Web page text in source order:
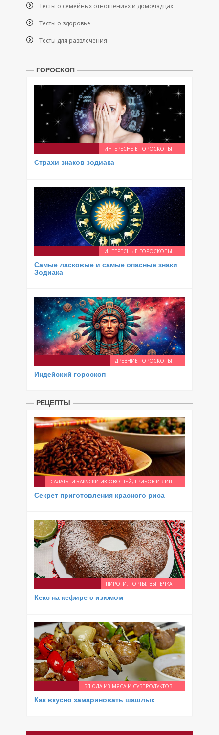
Тесты о семейных отношениях и домочадцах
Тесты о здоровье
Тесты для развлечения
ГОРОСКОП
ИНТЕРЕСНЫЕ ГОРОСКОПЫ
Страхи знаков зодиака
ИНТЕРЕСНЫЕ ГОРОСКОПЫ
Самые ласковые и самые опасные знаки
Зодиака
ДРЕВНИЕ ГОРОСКОПЫ
Индейский гороскоп
РЕЦЕПТЫ
САЛАТЫ И ЗАКУСКИ ИЗ ОВОЩЕЙ, ГРИБОВ И ЯИЦ
Секрет приготовления красного риса
ПИРОГИ, ТОРТЫ, ВЫПЕЧКА
Кекс на кефире с изюмом
БЛЮДА ИЗ МЯСА И СУБПРОДУКТОВ
Как вкусно замариновать шашлык